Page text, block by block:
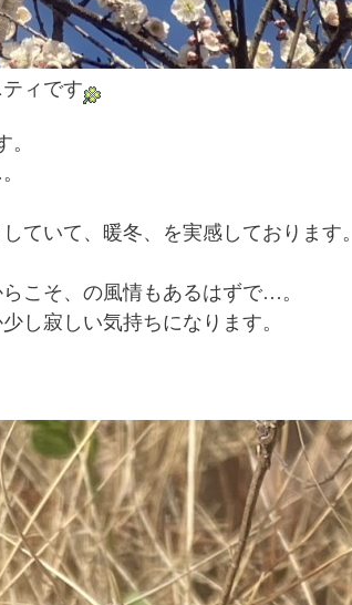
ィです
ていて、暖冬、を実感しております。
こそ、の風情もあるはずで…。
し寂しい気持ちになります。